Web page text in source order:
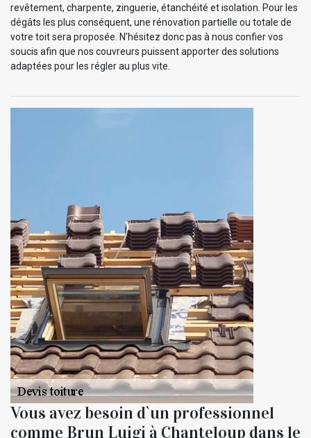
revêtement, charpente, zinguerie, étanchéité et isolation. Pour les
dégâts les plus conséquent, une rénovation partielle ou totale de
votre toit sera proposée. N’hésitez donc pas à nous confier vos
soucis afin que nos couvreurs puissent apporter des solutions
adaptées pour les régler au plus vite.
Vous avez besoin d`un professionnel
comme Brun Luigi à Chanteloup dans le